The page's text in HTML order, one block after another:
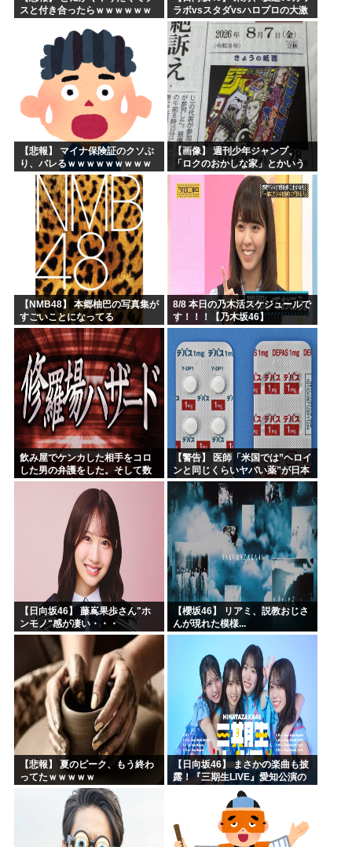
スと付き合ったらｗｗｗｗｗｗ
ラボvsスタダvsハロプロの大激
戦
【悲報】 マイナ保険証のクソぶ
り、バレるｗｗｗｗｗｗｗｗｗ
【画像】 週刊少年ジャンプ、
「ロクのおかしな家」とかいう
微妙な漫画を巻頭カラーにした
せいで100万部切る
【NMB48】 本郷柚巴の写真集が
すごいことになってる
8/8 本日の乃木活スケジュールで
す！！！【乃木坂46】
飲み屋でケンカした相手をコロ
した男の弁護をした。そして数
年後、因果応報を思わせる出来
【警告】 医師「米国では”ヘロイ
ンと同じくらいヤバい薬”が日本
では平気で処方されてる」
【日向坂46】 藤嶌果歩さん"ホ
ンモノ"感が凄い・・・
【櫻坂46】 リアミ、説教おじさ
んが現れた模様...
【悲報】 夏のピーク、もう終わ
ってたｗｗｗｗｗ
【日向坂46】 まさかの楽曲も披
露！『三期生LIVE』愛知公演の